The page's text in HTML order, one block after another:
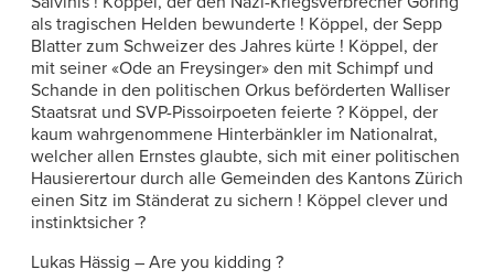
als tragischen Helden bewunderte ! Köppel, der Sepp
Blatter zum Schweizer des Jahres kürte ! Köppel, der
mit seiner «Ode an Freysinger» den mit Schimpf und
Schande in den politischen Orkus beförderten Walliser
Staatsrat und SVP-Pissoirpoeten feierte ? Köppel, der
kaum wahrgenommene Hinterbänkler im Nationalrat,
welcher allen Ernstes glaubte, sich mit einer politischen
Hausierertour durch alle Gemeinden des Kantons Zürich
einen Sitz im Ständerat zu sichern ! Köppel clever und
instinktsicher ?
Lukas Hässig – Are you kidding ?